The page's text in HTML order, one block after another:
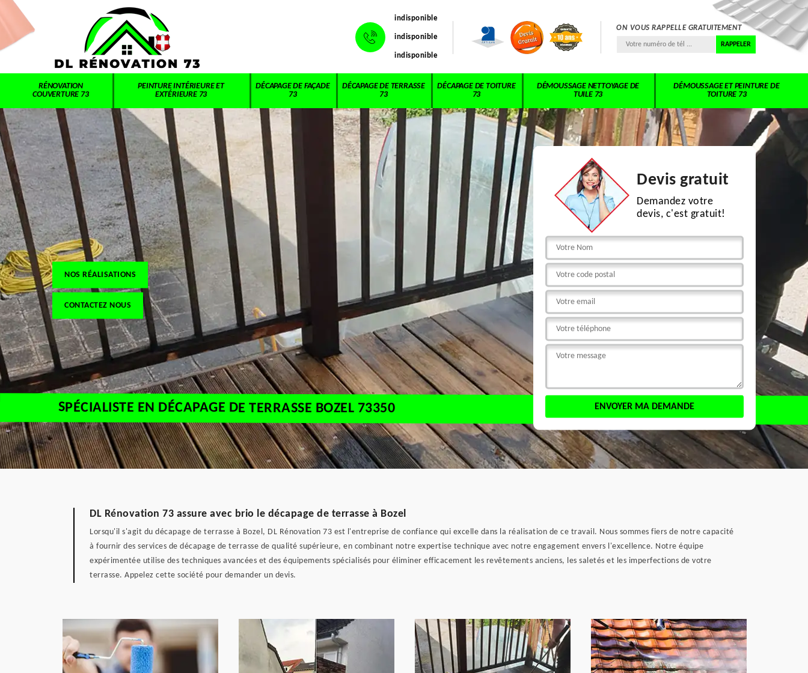
indisponible
indisponible
indisponible
ON VOUS RAPPELLE GRATUITEMENT
RÉNOVATION
COUVERTURE 73
PEINTURE INTÉRIEURE ET
EXTÉRIEURE 73
DÉCAPAGE DE FAÇADE
73
DÉCAPAGE DE TERRASSE
73
DÉCAPAGE DE TOITURE
73
DÉMOUSSAGE NETTOYAGE DE
TUILE 73
DÉMOUSSAGE ET PEINTURE DE
TOITURE 73
NOS RÉALISATIONS
CONTACTEZ NOUS
Devis gratuit
Demandez votre
devis, c'est gratuit!
SPÉCIALISTE EN DÉCAPAGE DE TERRASSE BOZEL 73350
DL Rénovation 73 assure avec brio le décapage de terrasse à Bozel
Lorsqu'il s'agit du décapage de terrasse à Bozel, DL Rénovation 73 est l'entreprise de confiance qui excelle dans la réalisation de ce travail. Nous sommes fiers de notre capacité
à fournir des services de décapage de terrasse de qualité supérieure, en combinant notre expertise technique avec notre engagement envers l'excellence. Notre équipe
expérimentée utilise des techniques avancées et des équipements spécialisés pour éliminer efficacement les revêtements anciens, les saletés et les imperfections de votre
terrasse. Appelez cette société pour demander un devis.